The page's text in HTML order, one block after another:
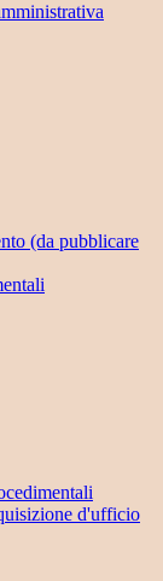
(da pubblicare
d'ufficio